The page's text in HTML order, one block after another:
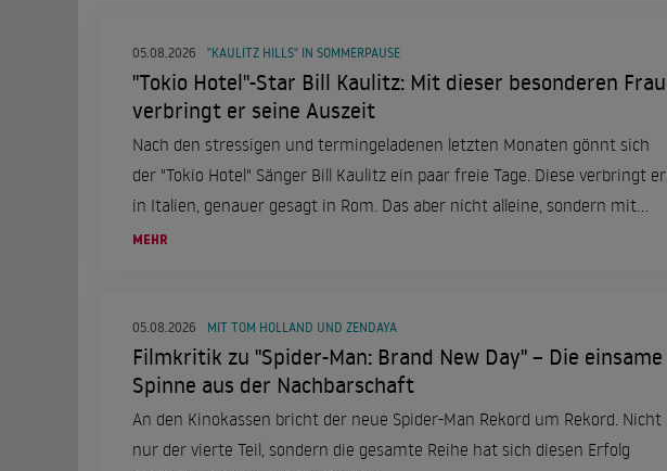
05.08.2026 "KAULITZ HILLS" IN SOMMERPAUSE
"Tokio Hotel"-Star Bill Kaulitz: Mit dieser besonderen Frau
verbringt er seine Auszeit
Nach den stressigen und termingeladenen letzten Monaten gönnt sich
der "Tokio Hotel" Sänger Bill Kaulitz ein paar freie Tage. Diese verbringt er
in Italien, genauer gesagt in Rom. Das aber nicht alleine, sondern mit
einer ganz besonderen Frau an seiner Seite.
MEHR
05.08.2026 MIT TOM HOLLAND UND ZENDAYA
Filmkritik zu "Spider-Man: Brand New Day" – Die einsame
Spinne aus der Nachbarschaft
An den Kinokassen bricht der neue Spider-Man Rekord um Rekord. Nicht
nur der vierte Teil, sondern die gesamte Reihe hat sich diesen Erfolg